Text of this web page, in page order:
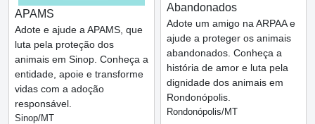
APAMS
Adote e ajude a APAMS, que
luta pela proteção dos
animais em Sinop. Conheça a
entidade, apoie e transforme
vidas com a adoção
responsável.
Sinop/MT
Abandonados
Adote um amigo na ARPAA e
ajude a proteger os animais
abandonados. Conheça a
história de amor e luta pela
dignidade dos animais em
Rondonópolis.
Rondonópolis/MT